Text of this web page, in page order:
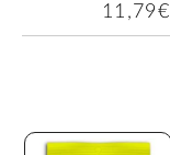
11,79€